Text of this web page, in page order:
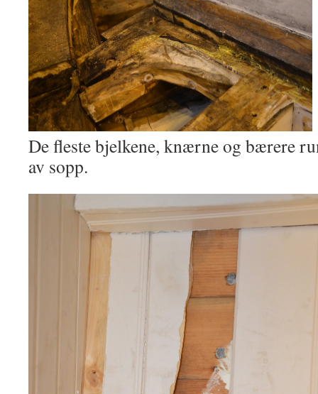
De fleste bjelkene, knærne og bærere
av sopp.